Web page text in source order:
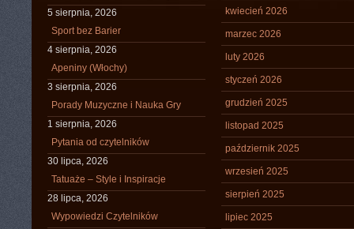
5 sierpnia, 2026
Sport bez Barier
4 sierpnia, 2026
Apeniny (Włochy)
3 sierpnia, 2026
Porady Muzyczne i Nauka Gry
1 sierpnia, 2026
Pytania od czytelników
30 lipca, 2026
Tatuaże – Style i Inspiracje
28 lipca, 2026
Wypowiedzi Czytelników
kwiecień 2026
marzec 2026
luty 2026
styczeń 2026
grudzień 2025
listopad 2025
październik 2025
wrzesień 2025
sierpień 2025
lipiec 2025